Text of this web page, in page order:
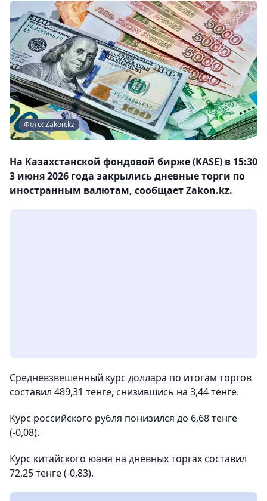
Фото: Zakon.kz
На Казахстанской фондовой бирже (KASE) в 15:30
3 июня 2026 года закрылись дневные торги по
иностранным валютам, сообщает Zakon.kz.
Средневзвешенный курс доллара по итогам торгов
составил 489,31 тенге, снизившись на 3,44 тенге.
Курс российского рубля понизился до 6,68 тенге
(-0,08).
Курс китайского юаня на дневных торгах составил
72,25 тенге (-0,83).